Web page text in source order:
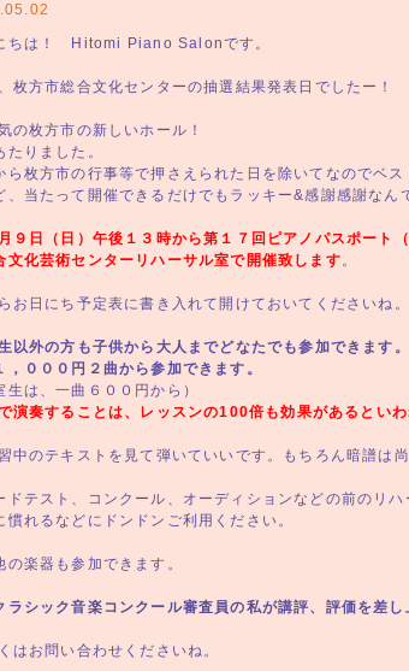
ちは！ Hitomi Piano Salonです。
枚方市総合文化センターの抽選結果発表日でしたー！
の枚方市の新しいホール！
たりました。
ら枚方市の行事等で押さえられた日を除いてなのでベ
、当たって開催できるだけでもラッキー&感謝感謝なん
９日（日）午後１３時から第１７回ピアノパスポート
文化芸術センターリハーサル室で開催致します。
お日にち予定表に書き入れて開けておいてくださいね。
以外の方も子供から大人までどなたでも参加できます。
，０００円２曲から参加できます。
生は、一曲６００円から）
演奏することは、レッスンの100倍も効果があるといわ
中のテキストを見て弾いていいです。もちろん暗譜は
ドテスト、コンクール、オーディションなどの前のリハ
慣れるなどにドンドンご利用ください。
の楽器も参加できます。
ラシック音楽コンクール審査員の私が講評、評価を差し
はお問い合わせくださいね。